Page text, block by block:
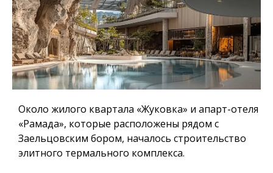
Около жилого квартала «Жуковка» и апарт-отеля
«Рамада», которые расположены рядом с
Заельцовским бором, началось строительство
элитного термального комплекса.